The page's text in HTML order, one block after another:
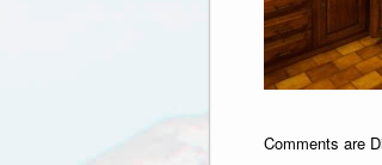
Comments are